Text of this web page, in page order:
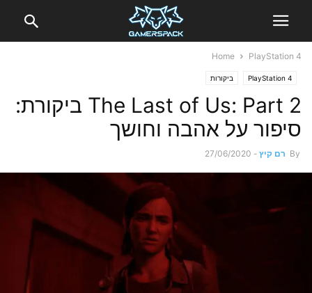
Home PlayStation 4
PlayStation 4 ביקורות
The Last of Us: Part 2 ביקורת:
סיפור על אהבה וחושך
By רם קיץ -
27/06/2020